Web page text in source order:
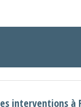
interventions à